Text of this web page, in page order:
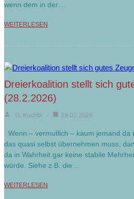
wenn dem in der…
WEITERLESEN
Dreierkoalition stellt sich
(28.2.2026)
G. Kuchta 28.02.2026
Wenn – vermutlich – kaum jemand da
das quasi selbst übernehmen muss,
da in Wahrheit gar keine stabile
würde. Siehe z.B. die…
WEITERLESEN